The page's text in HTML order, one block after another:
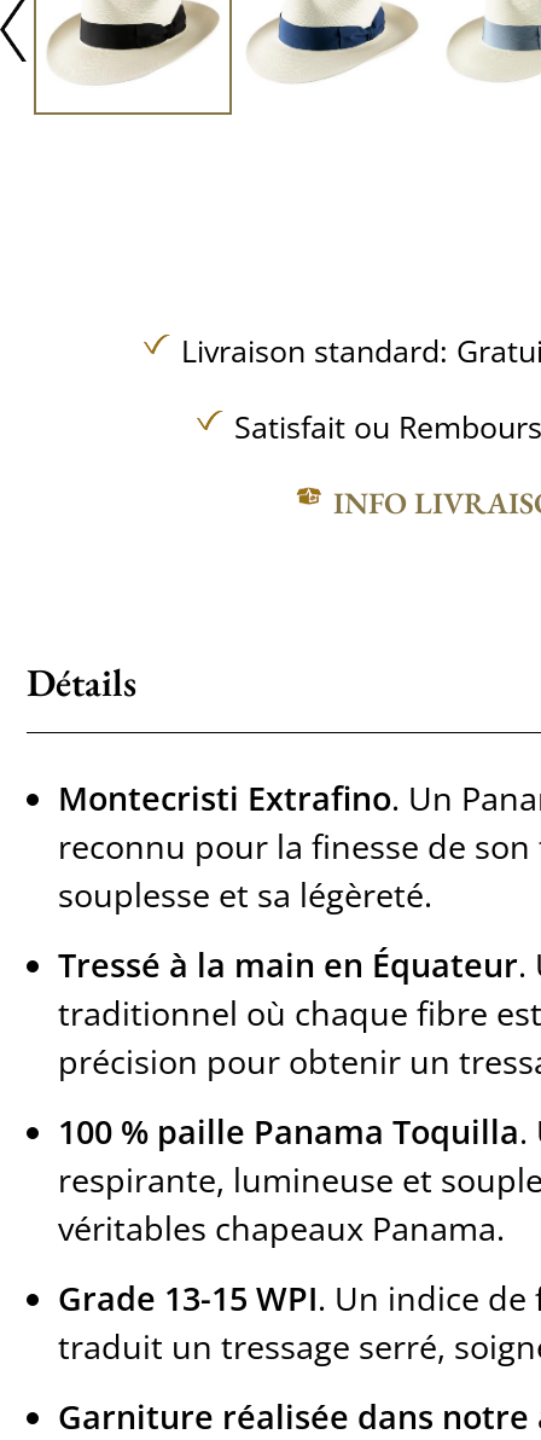
Livraison standard:
Satisfait ou
INFO
Détails
Montecristi Extrafino. Un
reconnu pour la finesse de son
souplesse et sa légèreté.
Tressé à la main en Équateur.
traditionnel où chaque fibre
précision pour obtenir un
100 % paille Panama Toquilla.
respirante, lumineuse et
véritables chapeaux Panama.
Grade 13-15 WPI. Un indice de
traduit un tressage serré,
Garniture réalisée dans